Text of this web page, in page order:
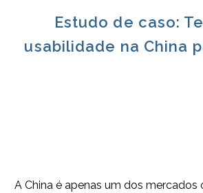
Estudo de caso:
usabilidade na China
A China é apenas um dos mercados